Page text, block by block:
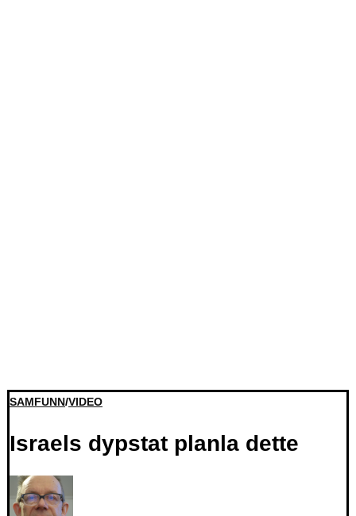
SAMFUNN/VIDEO
Israels dypstat planla dette